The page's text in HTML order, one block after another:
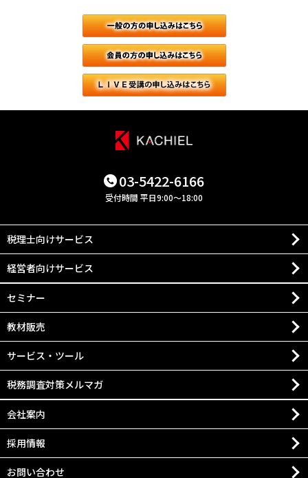
03-5422-6166
受付時間 平日9:00～18:00
税理士向けサービス
経営者向けサービス
セミナー
教材販売
サービス・ツール
税務調査対策メルマガ
会社案内
採用情報
お問い合わせ